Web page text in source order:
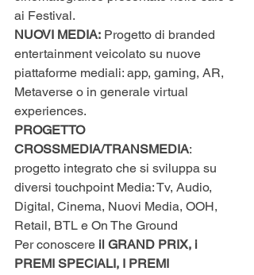
ai Festival.
NUOVI MEDIA: Progetto di branded
entertainment veicolato su nuove
piattaforme mediali: app, gaming, AR,
Metaverse o in generale virtual
experiences.
PROGETTO
CROSSMEDIA/TRANSMEDIA:
progetto integrato che si sviluppa su
diversi touchpoint Media: Tv, Audio,
Digital, Cinema, Nuovi Media, OOH,
Retail, BTL e On The Ground
Per conoscere il GRAND PRIX, i
PREMI SPECIALI, I PREMI